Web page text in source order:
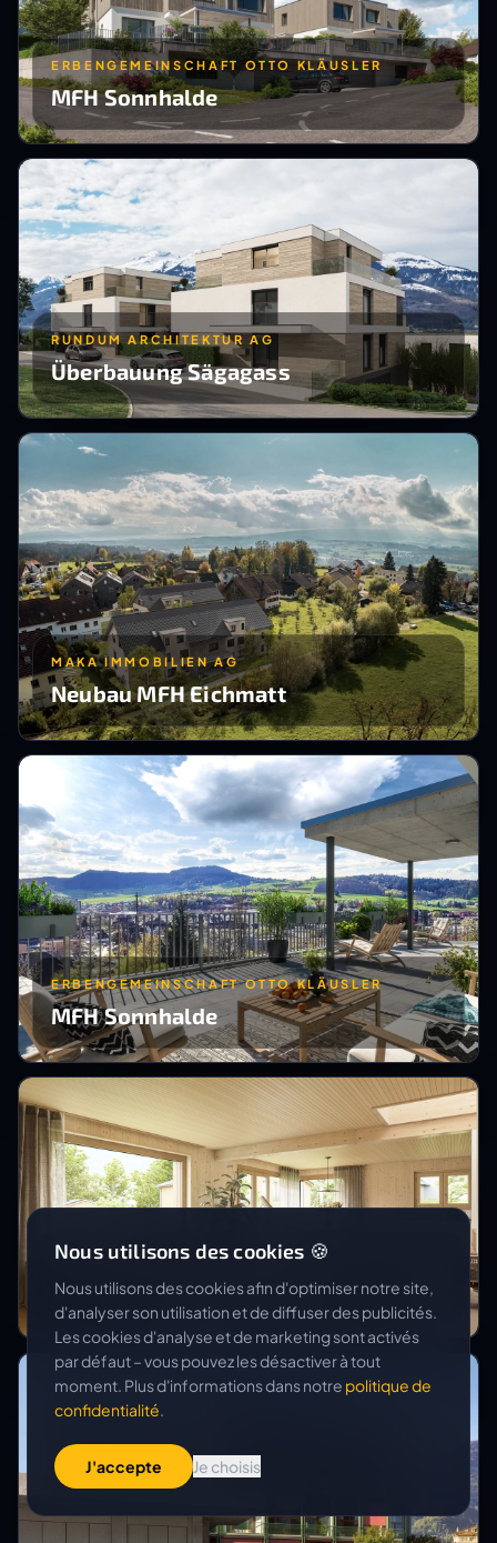
ERBENGEMEINSCHAFT OTTO KLÄUSLER
MFH Sonnhalde
RUNDUM ARCHITEKTUR AG
Überbauung Sägagass
MAKA IMMOBILIEN AG
Neubau MFH Eichmatt
ERBENGEMEINSCHAFT OTTO KLÄUSLER
MFH Sonnhalde
HALTER AG, RENOVATIONEN
Umbau Grubenstrasse
Nous utilisons des cookies 🍪
Nous utilisons des cookies afin d'optimiser notre site,
d'analyser son utilisation et de diffuser des publicités.
Les cookies d'analyse et de marketing sont activés
par défaut – vous pouvez les désactiver à tout
moment. Plus d'informations dans notre politique de
confidentialité.
J'accepte Je choisis